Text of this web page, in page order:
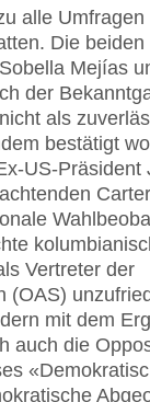
alle Umfragen
Die beiden
Mejías
der
als
bestätigt
US-Präsident
Vertreter der
(OAS)
mit dem
auch die